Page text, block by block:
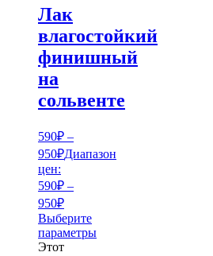
Лак
влагостойкий
финишный
на
сольвенте
590₽ –
950₽Диапазон
цен:
590₽ –
950₽
Выберите
параметры
Этот